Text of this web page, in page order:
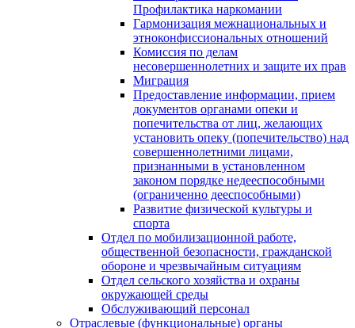
Профилактика наркомании
Гармонизация межнациональных и
этноконфиссиональных отношений
Комиссия по делам
несовершеннолетних и защите их прав
Миграция
Предоставление информации, прием
документов органами опеки и
попечительства от лиц, желающих
установить опеку (попечительство) над
совершеннолетними лицами,
признанными в установленном
законом порядке недееспособными
(ограниченно дееспособными)
Развитие физической культуры и
спорта
Отдел по мобилизационной работе,
общественной безопасности, гражданской
оборонe и чрезвычайным ситуациям
Отдел сельского хозяйства и охраны
окружающей среды
Обслуживающий персонал
Отраслевые (функциональные) органы